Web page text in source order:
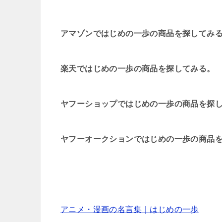
アマゾンではじめの一歩の商品を探してみる
楽天ではじめの一歩の商品を探してみる。
ヤフーショップではじめの一歩の商品を探し
ヤフーオークションではじめの一歩の商品
アニメ・漫画の名言集｜はじめの一歩